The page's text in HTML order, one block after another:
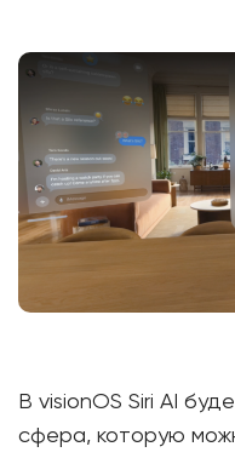
В visionOS Siri AI
сфера, которую